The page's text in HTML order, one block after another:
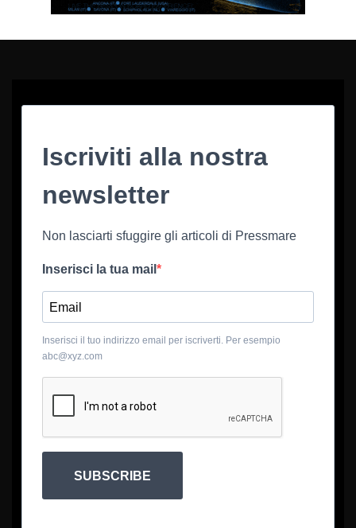
Iscriviti alla nostra
newsletter
Non lasciarti sfuggire gli articoli di Pressmare
Inserisci la tua mail
Inserisci il tuo indirizzo email per iscriverti. Per esempio
abc@xyz.com
SUBSCRIBE